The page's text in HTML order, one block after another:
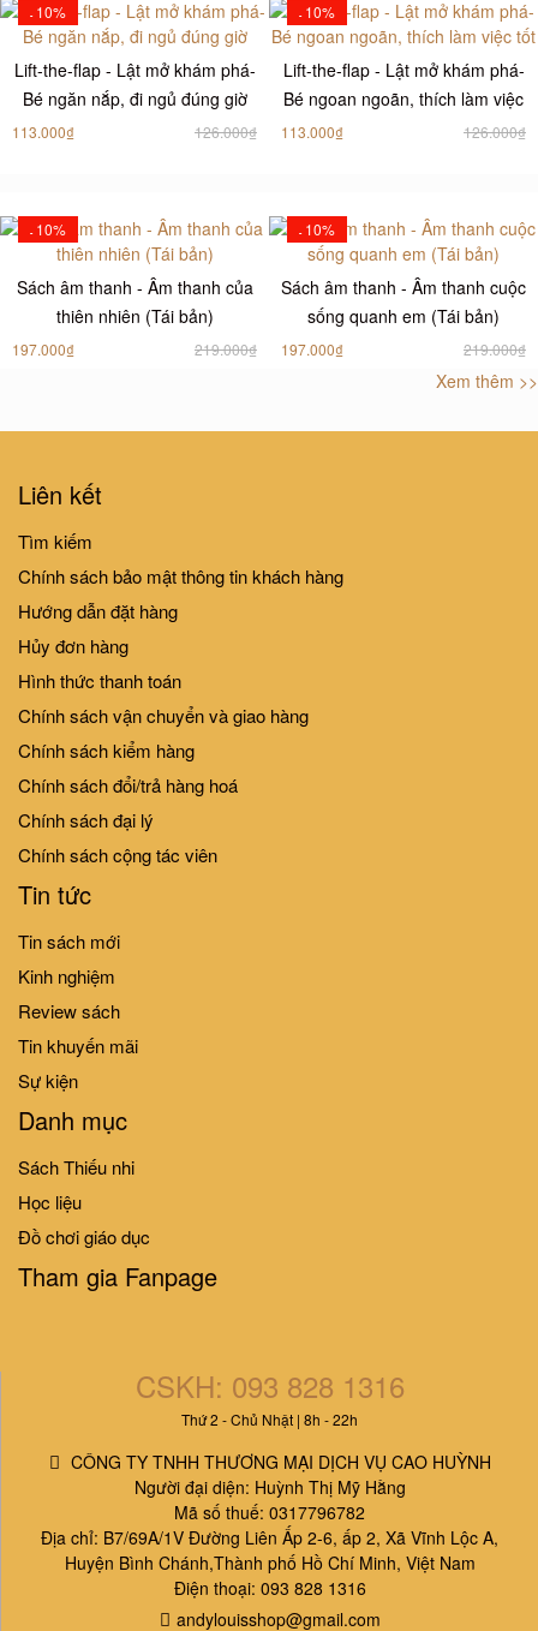
-10%
Lift-the-flap - Lật mở khám phá-
Bé ngăn nắp, đi ngủ đúng giờ
113.000₫ 126.000₫
-10%
Lift-the-flap - Lật mở khám phá-
Bé ngoan ngoãn, thích làm việc
113.000₫ 126.000₫
-10%
Sách âm thanh - Âm thanh của
thiên nhiên (Tái bản)
197.000₫ 219.000₫
-10%
Sách âm thanh - Âm thanh cuộc
sống quanh em (Tái bản)
197.000₫ 219.000₫
Sách âm thanh - Âm thanh phố
phường (Tái bản)
197.000₫ 219.000₫
Đầu Tiên Về Các Loài Động Vật
151.000₫
10%
Lift-The-Flap-Lật mở khám phá
- First 100 Words - 100 từ đầu
tiên về thế giới quanh em
151.000₫
Xem thêm >>
Liên kết
Tìm kiếm
Chính sách bảo mật thông tin khách hàng
Hướng dẫn đặt hàng
Hủy đơn hàng
Hình thức thanh toán
Chính sách vận chuyển và giao hàng
Chính sách kiểm hàng
Chính sách đổi/trả hàng hoá
Chính sách đại lý
Chính sách cộng tác viên
Tin tức
Tin sách mới
Kinh nghiệm
Review sách
Tin khuyến mãi
Sự kiện
Danh mục
Sách Thiếu nhi
Học liệu
Đồ chơi giáo dục
Tham gia Fanpage
CSKH: 093 828 1316
Thứ 2 - Chủ Nhật | 8h - 22h
CÔNG TY TNHH THƯƠNG MẠI DỊCH VỤ CAO HUỲNH
Người đại diện: Huỳnh Thị Mỹ Hằng
Mã số thuế: 0317796782
Địa chỉ: B7/69A/1V Đường Liên Ấp 2-6, ấp 2, Xã Vĩnh Lộc A,
Huyện Bình Chánh,Thành phố Hồ Chí Minh, Việt Nam
Điện thoại: 093 828 1316
andylouisshop@gmail.com